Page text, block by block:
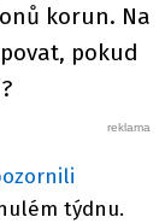
korun. Na
pokud
týdnu.